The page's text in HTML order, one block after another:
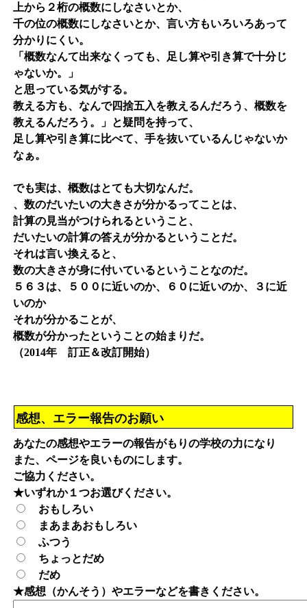
上から２桁の概数にしなさいとか、
千の位の概数にしなさいとか、言い方もいろいろあって
分かりにくい。
「概数なんて出来なくっても、足し算や引き算で十分じ
ゃないか。」
と思っている気がする。
教える方も、なんで四捨五入を教えるんだろう、概数を
教えるんだろう。」と疑問を持って、
足し算や引き算に比べて、手を抜いているんじゃないか
なぁ。
でも実は、概数はとても大切なんだ。
、数のだいたいの大きさが分かるってことは、
計算の見当がつけられるということ、
だいたいの計算の答えが分かるということだ。
それは言い換えると、
数の大きさが身に付いているということなのだ。
５６３は、５００に近いのか、６０に近いのか、３に近
いのか
それが分かることが、
概数が分かったということの始まりだ。
（2014年 訂正＆改訂開始）
感想、エラー報告のお願い
あなたの感想やエラーの報告がもりの学校の力になり
また、ページを良いものにします。
ご協力ください。
★いずれか１つお選びください。
おもしろい
まあまあおもしろい
ふつう
ちょっとだめ
だめ
★感想（かんそう）やエラーなどを書きください。